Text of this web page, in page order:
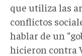
que utiliza las
conflictos
hablar de un
hicieron contra